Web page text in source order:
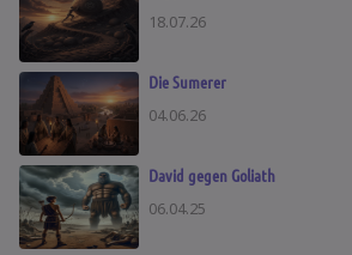
18.07.26
Die Sumerer
04.06.26
David gegen Goliath
06.04.25